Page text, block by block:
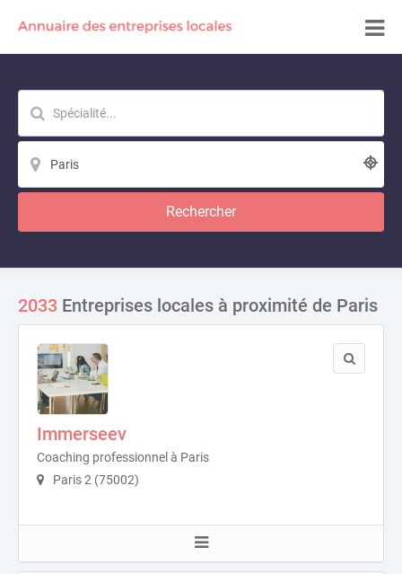
Rechercher
2033 Entreprises locales à proximité de Paris
Immerseev
Coaching professionnel à Paris
Paris 2 (75002)